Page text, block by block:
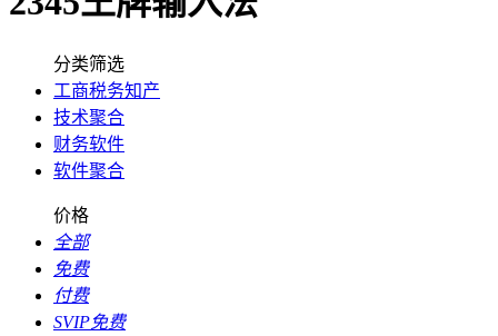
分类筛选
工商税务知产
技术聚合
财务软件
软件聚合
价格
全部
免费
付费
SVIP免费